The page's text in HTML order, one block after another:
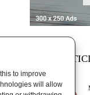
to improve
will allow
LATEST